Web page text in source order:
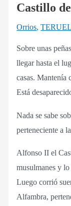
Castillo
Orrios,TERUEL
Sobre unas
llegar hasta el
casas. Mantenía
Está
Nada se sabe
perteneciente a
Alfonso II el
musulmanes y
Luego corrió
Alfambra,